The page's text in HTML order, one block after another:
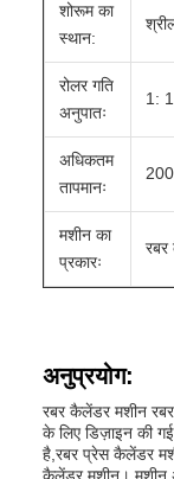
शोरूम का
स्थान:
रोलर गति
अनुपातः
1:
अधिकतम
तापमानः
मशीन का
प्रकारः
अनुप्रयोग:
रबर कैलेंडर मशीन
के लिए डिज़ाइन की
है,रबर प्रेस कैलेंडर